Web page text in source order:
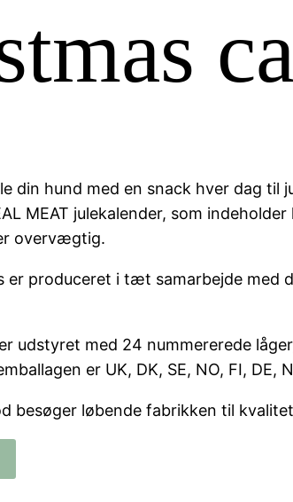
din hund med en snack hver dag til
MEAT julekalender, som
overvægtig.
er produceret i tæt samarbejde
udstyret med 24 nummererede
er UK, DK, SE, NO, FI, DE,
besøger løbende fabrikken til